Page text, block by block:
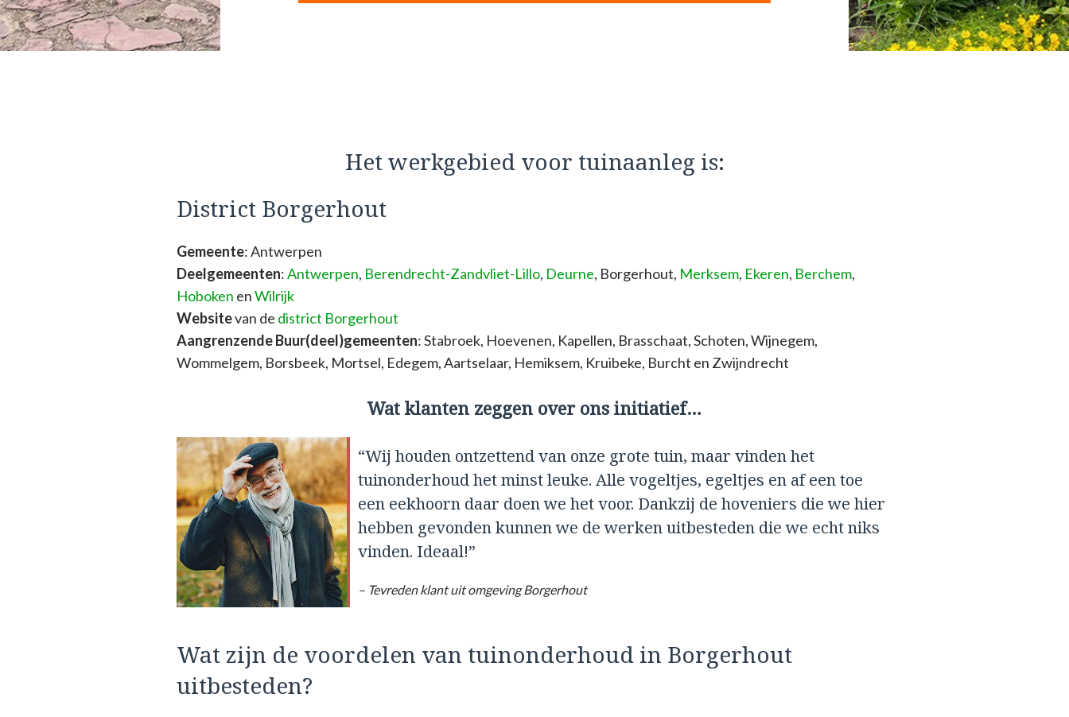
Het werkgebied voor tuinaanleg is:
District Borgerhout
Gemeente: Antwerpen
Deelgemeenten:Antwerpen, Berendrecht-Zandvliet-Lillo, Deurne, Borgerhout, Merksem, Ekeren, Berchem,
Hoboken enWilrijk
Websitevan de district Borgerhout
Aangrenzende Buur(deel)gemeenten: Stabroek, Hoevenen, Kapellen, Brasschaat, Schoten, Wijnegem,
Wommelgem, Borsbeek, Mortsel, Edegem, Aartselaar, Hemiksem, Kruibeke, Burcht en Zwijndrecht
Wat klanten zeggen over ons initiatief…
“Wij houden ontzettend van onze grote tuin, maar vinden het
tuinonderhoud het minst leuke. Alle vogeltjes, egeltjes en af een toe
een eekhoorn daar doen we het voor. Dankzij de hoveniers die we hier
hebben gevonden kunnen we de werken uitbesteden die we echt niks
vinden. Ideaal!”
– Tevreden klant uit omgeving Borgerhout
Wat zijn de voordelen van tuinonderhoud in Borgerhout
uitbesteden?